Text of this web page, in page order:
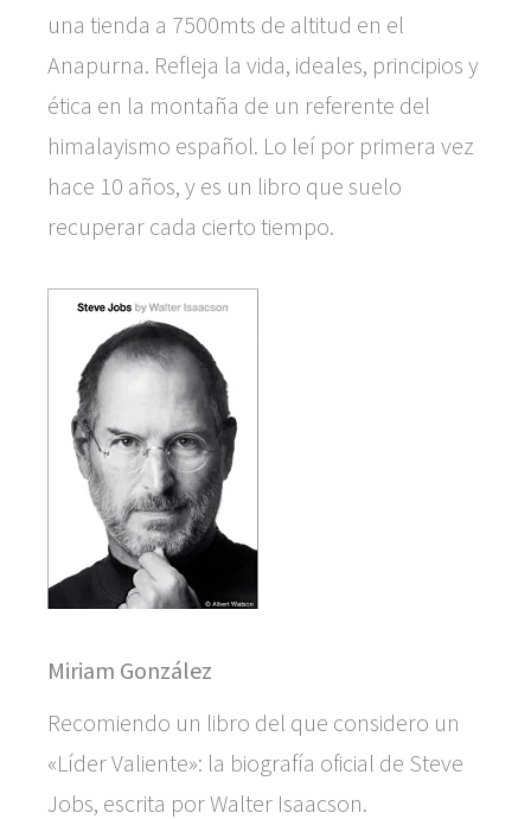
una tienda a 7500mts de altitud en el
Anapurna. Refleja la vida, ideales, principios y
ética en la montaña de un referente del
himalayismo español. Lo leí por primera vez
hace 10 años, y es un libro que suelo
recuperar cada cierto tiempo.
Miriam González
Recomiendo un libro del que considero un
«Líder Valiente»: la biografía oficial de Steve
Jobs, escrita por Walter Isaacson.